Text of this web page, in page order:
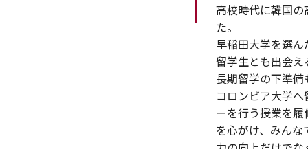
高校時代に韓国
た。
早稲田大学を選
留学生とも出会
長期留学の下準
コロンビア大学
ーを行う授業を
を心がけ、みん